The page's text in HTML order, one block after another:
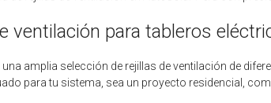
ventilación para tableros
amplia selección de rejillas de ventilación de
para tu sistema, sea un proyecto residencial,